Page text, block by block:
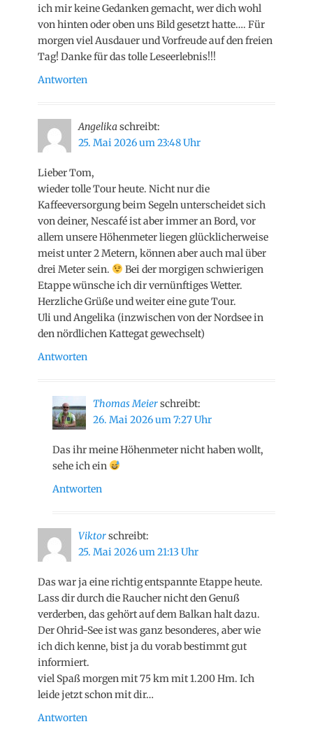
ich mir keine Gedanken gemacht, wer dich wohl
von hinten oder oben uns Bild gesetzt hatte…. Für
morgen viel Ausdauer und Vorfreude auf den freien
Tag! Danke für das tolle Leseerlebnis!!!
Antworten
Angelikaschreibt:
25. Mai 2026 um 23:48 Uhr
Lieber Tom,
wieder tolle Tour heute. Nicht nur die
Kaffeeversorgung beim Segeln unterscheidet sich
von deiner, Nescafé ist aber immer an Bord, vor
allem unsere Höhenmeter liegen glücklicherweise
meist unter 2 Metern, können aber auch mal über
drei Meter sein.
Bei der morgigen schwierigen
Etappe wünsche ich dir vernünftiges Wetter.
Herzliche Grüße und weiter eine gute Tour.
Uli und Angelika (inzwischen von der Nordsee in
den nördlichen Kattegat gewechselt)
Antworten
Thomas Meierschreibt:
26. Mai 2026 um 7:27 Uhr
Das ihr meine Höhenmeter nicht haben wollt,
sehe ich ein
Antworten
Viktorschreibt:
25. Mai 2026 um 21:13 Uhr
Das war ja eine richtig entspannte Etappe heute.
Lass dir durch die Raucher nicht den Genuß
verderben, das gehört auf dem Balkan halt dazu.
Der Ohrid-See ist was ganz besonderes, aber wie
ich dich kenne, bist ja du vorab bestimmt gut
informiert.
viel Spaß morgen mit 75 km mit 1.200 Hm. Ich
leide jetzt schon mit dir…
Antworten